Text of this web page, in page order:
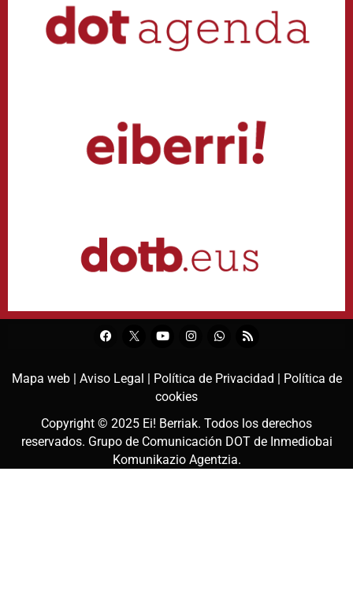
Mapa web | Aviso Legal | Política de Privacidad | Política de
cookies
Copyright © 2025 Ei! Berriak. Todos los derechos
reservados. Grupo de Comunicación DOT de Inmediobai
Komunikazio Agentzia.